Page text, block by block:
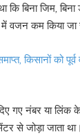
कि बिना जिम,
वजन कम किया जा
किसानों को पूर्व
गए नंबर या लिंक
से जोड़ा जाता